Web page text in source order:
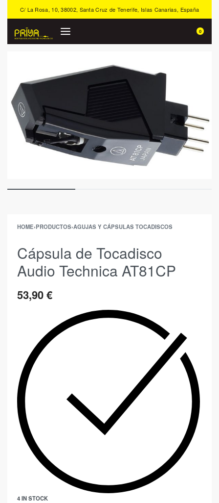
C/ La Rosa, 10, 38002, Santa Cruz de Tenerife, Islas Canarias, España
0
HOME›PRODUCTOS›AGUJAS Y CÁPSULAS TOCADISCOS
Cápsula de Tocadisco
Audio Technica AT81CP
53,90€
4 IN STOCK